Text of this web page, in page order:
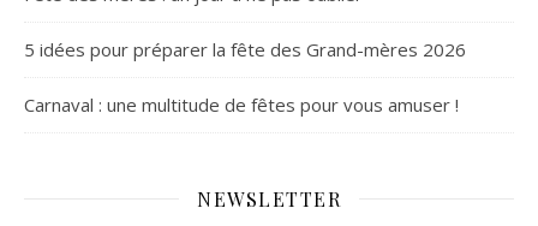
5 idées pour préparer la fête des Grand-mères 2026
Carnaval : une multitude de fêtes pour vous amuser !
NEWSLETTER